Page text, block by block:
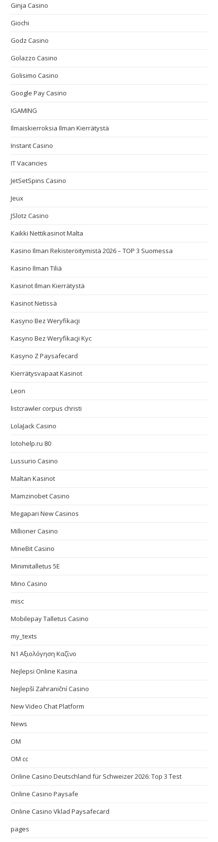
Ginja Casino
Giochi
Godz Casino
Golazzo Casino
Golisimo Casino
Google Pay Casino
IGAMING
Ilmaiskierroksia Ilman Kierrätystä
Instant Casino
IT Vacancies
JetSetSpins Casino
Jeux
JSlotz Casino
Kaikki Nettikasinot Malta
Kasino Ilman Rekisteröitymistä 2026 – TOP 3 Suomessa
Kasino Ilman Tiliä
Kasinot Ilman Kierrätystä
Kasinot Netissä
Kasyno Bez Weryfikacji
Kasyno Bez Weryfikacji Kyc
Kasyno Z Paysafecard
Kierrätysvapaat Kasinot
Leon
listcrawler corpus christi
LolaJack Casino
lotohelp.ru 80
Lussurio Casino
Maltan Kasinot
Mamzinobet Casino
Megapari New Casinos
Millioner Casino
MineBit Casino
Minimitalletus 5E
Mino Casino
misc
Mobilepay Talletus Casino
my_texts
N1 Αξιολόγηση Καζίνο
Nejlepsi Online Kasina
Nejlepší Zahraniční Casino
New Video Chat Platform
News
OM
OM cc
Online Casino Deutschland für Schweizer 2026: Top 3 Test
Online Casino Paysafe
Online Casino Vklad Paysafecard
pages